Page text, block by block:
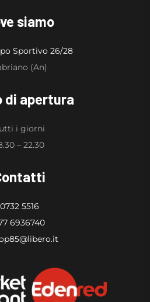
siamo
Sportivo 26/28
(An)
di apertura
i giorni
– 22.30
0732 5516
6936740